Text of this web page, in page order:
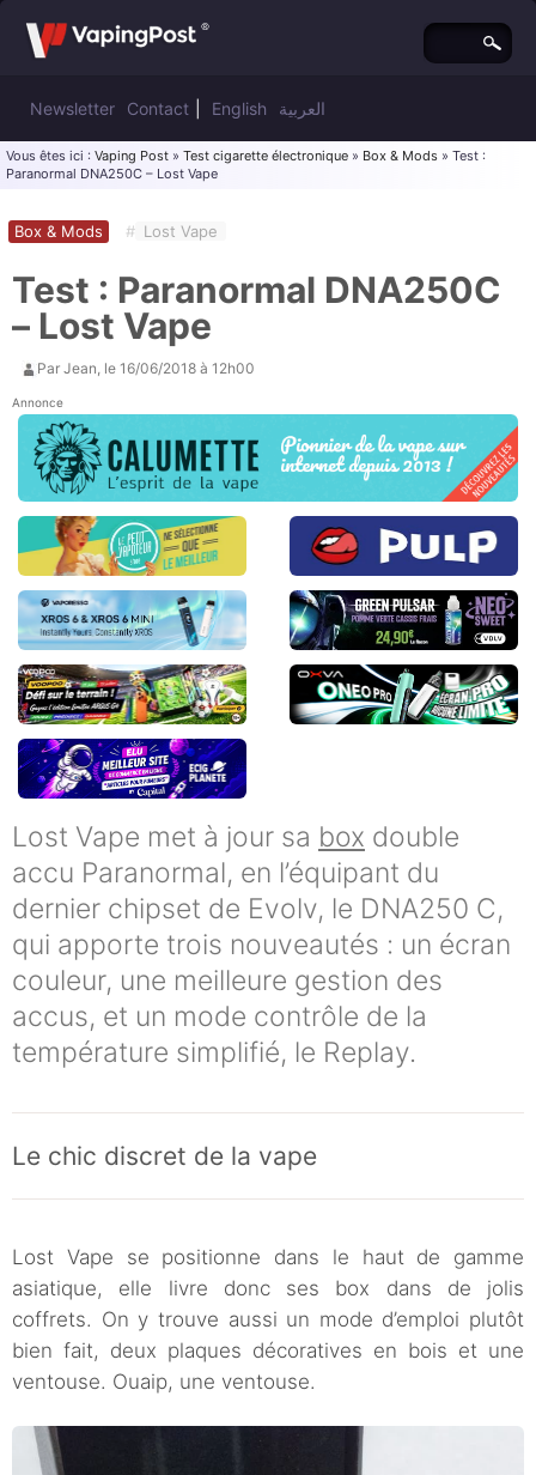
Newsletter Contact English العربية
Vous êtes ici : Vaping Post » Test cigarette électronique » Box & Mods » Test :
Paranormal DNA250C – Lost Vape
Test : Paranormal DNA250C
– Lost Vape
Box & Mods # Lost Vape
Par Jean, le 16/06/2018 à 12h00
Annonce
Lost Vape met à jour sa box double
accu Paranormal, en l’équipant du
dernier chipset de Evolv, le DNA250 C,
qui apporte trois nouveautés : un écran
couleur, une meilleure gestion des
accus, et un mode contrôle de la
température simplifié, le Replay.
Le chic discret de la vape
Lost Vape se positionne dans le haut de gamme
asiatique, elle livre donc ses box dans de jolis
coffrets. On y trouve aussi un mode d’emploi plutôt
bien fait, deux plaques décoratives en bois et une
ventouse. Ouaip, une ventouse.